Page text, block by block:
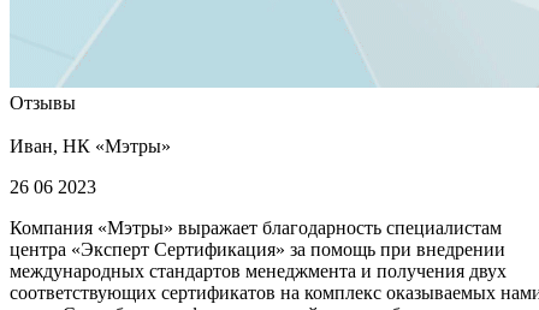
Отзывы
Иван, НК «Мэтры»
26 06 2023
Компания «Мэтры» выражает благодарность специалистам
центра «Эксперт Сертификация» за помощь при внедрении
международных стандартов менеджмента и получения двух
соответствующих сертификатов на комплекс оказываемых